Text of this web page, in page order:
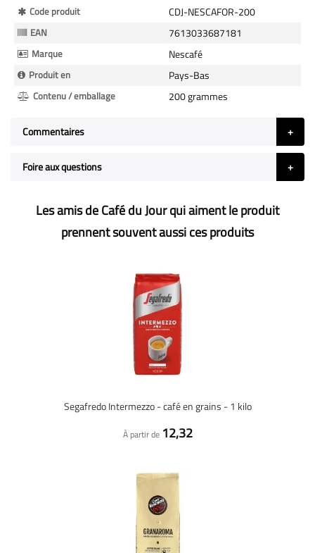
Plus
d’information
Code produit CDJ-NESCAFOR-200
EAN 7613033687181
Marque Nescafé
Produit en Pays-Bas
Contenu / emballage 200 grammes
Commentaires
Foire aux questions
Les amis de Café du Jour qui aiment le produit
prennent souvent aussi ces produits
Segafredo Intermezzo - café en grains - 1 kilo
À partir de 12,32